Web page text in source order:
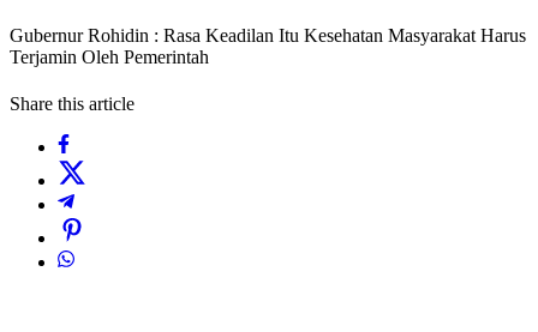
Gubernur Rohidin : Rasa Keadilan Itu Kesehatan Masyarakat Harus
Terjamin Oleh Pemerintah
Share this article